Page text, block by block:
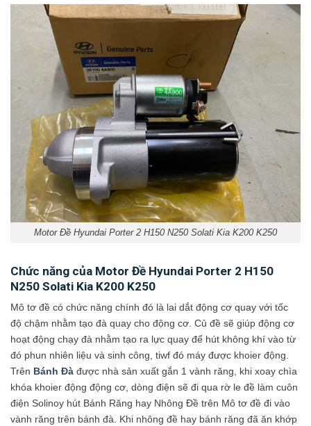
Motor Đề Hyundai Porter 2 H150 N250 Solati Kia K200 K250
Chức năng của Motor Đề Hyundai Porter 2 H150
N250 Solati Kia K200 K250
Mô tơ đề có chức năng chính đó là lai dắt động cơ quay với tốc
độ chậm nhằm tạo đà quay cho động cơ. Củ đề sẽ giúp động cơ
hoạt động chạy đà nhằm tạo ra lực quay để hút không khí vào từ
đó phun nhiên liệu và sinh công, tiwf đó máy được khoier động.
Trên Bánh Đà được nhà sản xuất gắn 1 vành răng, khi xoay chìa
khóa khoier động động cơ, dòng điện sẽ đi qua rờ le đề làm cuôn
điện Solinoy hút Bánh Răng hay Nhông Đề trên Mô tơ đề đi vào
vành răng trên bánh đà. Khi nhông đề hay bánh răng đã ăn khớp